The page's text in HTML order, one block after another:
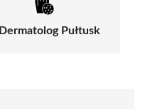
Dermatolog Pułtusk